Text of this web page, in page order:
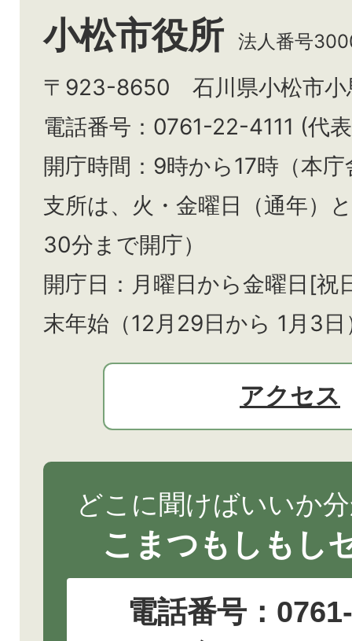
小松市役所 法人番号
〒923-8650 石川県小松市小
電話番号：0761-22-4111 (代
開庁時間：9時から17時（本
支所は、火・金曜日（通年）と
30分まで開庁）
開庁日：月曜日から金曜日[祝
末年始（12月29日から 1月3
アクセス
どこに聞けばいいか
こまつもしもし
電話番号：